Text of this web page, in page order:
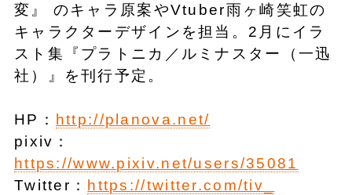
変』 のキャラ原案やVtuber雨ヶ崎笑虹の
キャラクターデザインを担当。2月にイラ
スト集『プラトニカ／ルミナスター（一迅
社）』を刊行予定。
HP：
http://planova.net/
pixiv：
https://www.pixiv.net/users/35081
Twitter：
https://twitter.com/tiv_